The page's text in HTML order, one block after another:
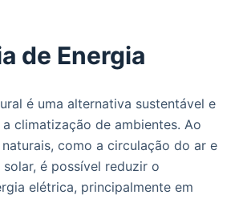
de Energia
é uma alternativa sustentável e
climatização de ambientes. Ao
como a circulação do ar e
é possível reduzir o
elétrica, principalmente em